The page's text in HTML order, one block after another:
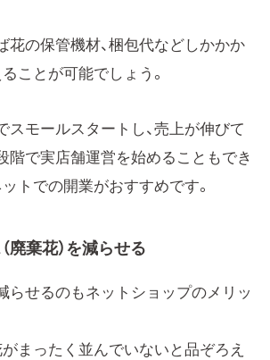
花の保管機材、梱包代などしかかか
ことが可能でしょう。
スモールスタートし、売上が伸びて
階で実店舗運営を始めることもでき
トでの開業がおすすめです。
廃棄花）を減らせる
らせるのもネットショップのメリッ
がまったく並んでいないと品ぞろえ